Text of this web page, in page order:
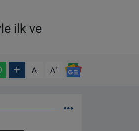
ilk ve
A- A+